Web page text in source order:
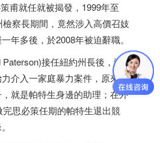
甫就任就被揭發，1999年至
察長期間，竟然涉入高價召妓
年多後，於2008年被迫辭職。
接任紐約州長後，沒
介入一家庭暴力案件，原來一
就是帕特生身邊的助理；在外
思必策任期的帕特生退出競